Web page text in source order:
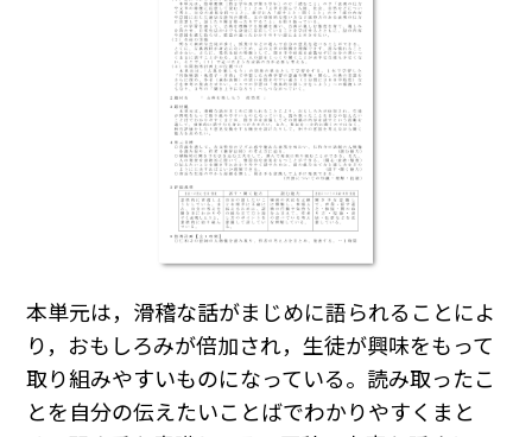
本単元は，滑稽な話がまじめに語られることによ
り，おもしろみが倍加され，生徒が興味をもって
取り組みやすいものになっている。読み取ったこ
とを自分の伝えたいことばでわかりやすくまと